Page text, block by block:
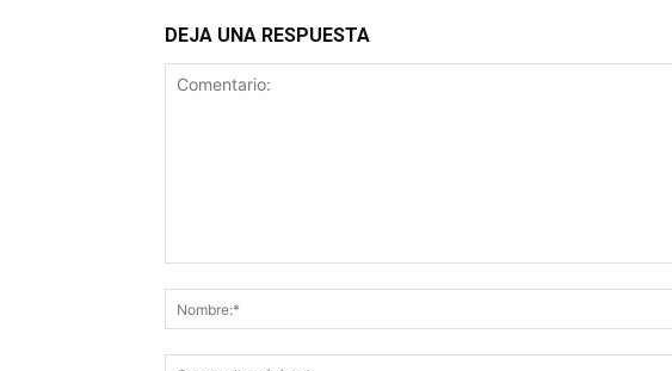
DEJA UNA RESPUESTA